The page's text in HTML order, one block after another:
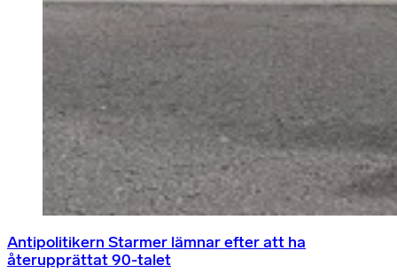
Antipolitikern Starmer lämnar efter att ha
återupprättat 90-talet